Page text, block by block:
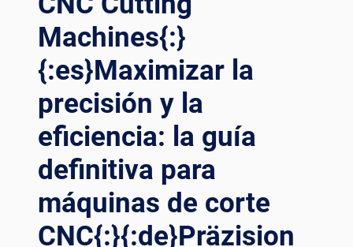
Machines{:}
{:es}Maximizar la
precisión y la
eficiencia: la guía
definitiva para
máquinas de corte
CNC{:}{:de}Präzision